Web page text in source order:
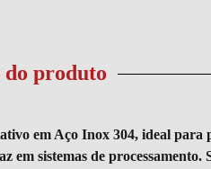
do produto
em Aço Inox 304, ideal para
em sistemas de processamento.